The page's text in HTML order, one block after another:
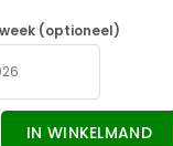
(optioneel)
IN WINKELMAND